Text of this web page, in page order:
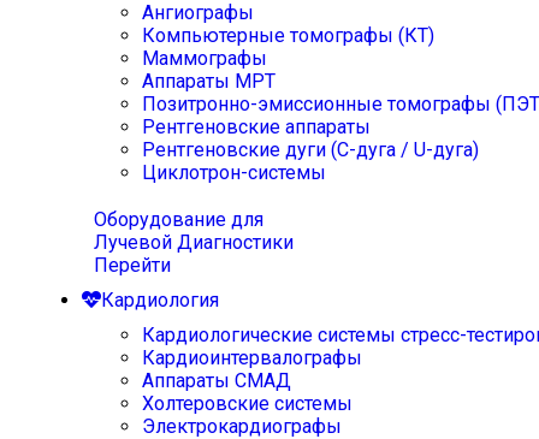
Ангиографы
Компьютерные томографы (КТ)
Маммографы
Аппараты МРТ
Позитронно-эмиссионные томографы
Рентгеновские аппараты
Рентгеновские дуги (С-дуга / U-дуга)
Циклотрон-системы
Оборудование для
Лучевой Диагностики
Перейти
Кардиология
Кардиологические системы стресс-
Кардиоинтервалографы
Аппараты СМАД
Холтеровские системы
Электрокардиографы